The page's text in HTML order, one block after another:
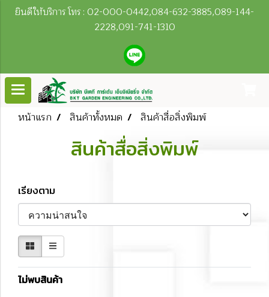
ยินดีให้บริการ โทร : 02-000-0442,084-632-3885,089-144-
2228,091-741-1310
หน้าแรก สินค้าทั้งหมด สินค้าสื่อสิ่งพิมพ์
สินค้าสื่อสิ่งพิมพ์
เรียงตาม
ไม่พบสินค้า